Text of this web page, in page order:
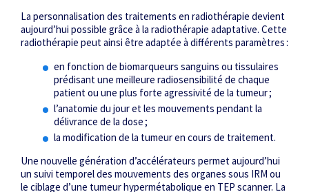
La personnalisation des traitements en radiothérapie devient
aujourd’hui possible grâce à la radiothérapie adaptative. Cette
radiothérapie peut ainsi être adaptée à différents paramètres :
en fonction de biomarqueurs sanguins ou tissulaires
prédisant une meilleure radiosensibilité de chaque
patient ou une plus forte agressivité de la tumeur ;
l’anatomie du jour et les mouvements pendant la
délivrance de la dose ;
la modification de la tumeur en cours de traitement.
Une nouvelle génération d’accélérateurs permet aujourd’hui
un suivi temporel des mouvements des organes sous IRM ou
le ciblage d’une tumeur hypermétabolique en TEP scanner. La